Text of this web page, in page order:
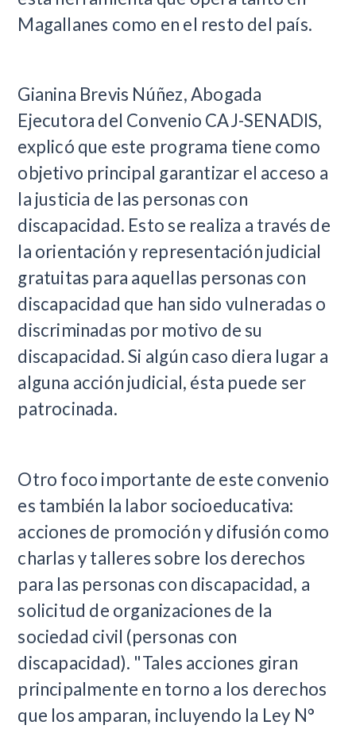
Magallanes como en el resto del país.
Gianina Brevis Núñez, Abogada
Ejecutora del Convenio CAJ-SENADIS,
explicó que este programa tiene como
objetivo principal garantizar el acceso a
la justicia de las personas con
discapacidad. Esto se realiza a través de
la orientación y representación judicial
gratuitas para aquellas personas con
discapacidad que han sido vulneradas o
discriminadas por motivo de su
discapacidad. Si algún caso diera lugar a
alguna acción judicial, ésta puede ser
patrocinada.
Otro foco importante de este convenio
es también la labor socioeducativa:
acciones de promoción y difusión como
charlas y talleres sobre los derechos
para las personas con discapacidad, a
solicitud de organizaciones de la
sociedad civil (personas con
discapacidad). "Tales acciones giran
principalmente en torno a los derechos
que los amparan, incluyendo la Ley N°